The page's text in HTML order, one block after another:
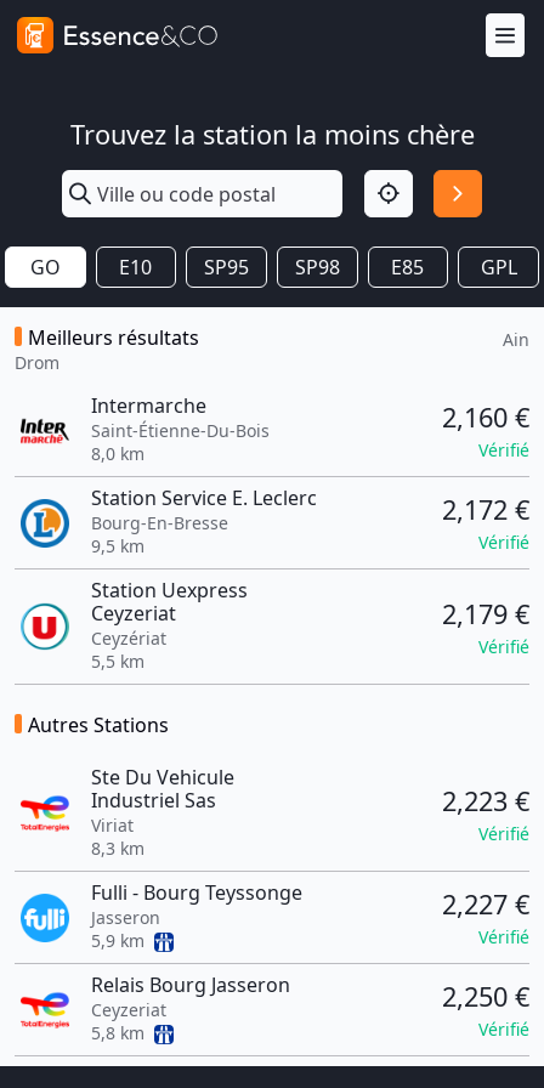
Trouvez la station la moins chère
GO E10 SP95 SP98 E85 GPL
Meilleurs résultats
Drom
Ain
Intermarche
Saint-Étienne-Du-Bois
8,0 km
2,160 €
Vérifié
Station Service E. Leclerc
Bourg-En-Bresse
9,5 km
2,172 €
Vérifié
Station Uexpress
Ceyzeriat
Ceyzériat
5,5 km
2,179 €
Vérifié
Autres Stations
Ste Du Vehicule
Industriel Sas
Viriat
8,3 km
2,223 €
Vérifié
Fulli - Bourg Teyssonge
Jasseron
5,9 km
2,227 €
Vérifié
Relais Bourg Jasseron
Ceyzeriat
5,8 km
2,250 €
Vérifié